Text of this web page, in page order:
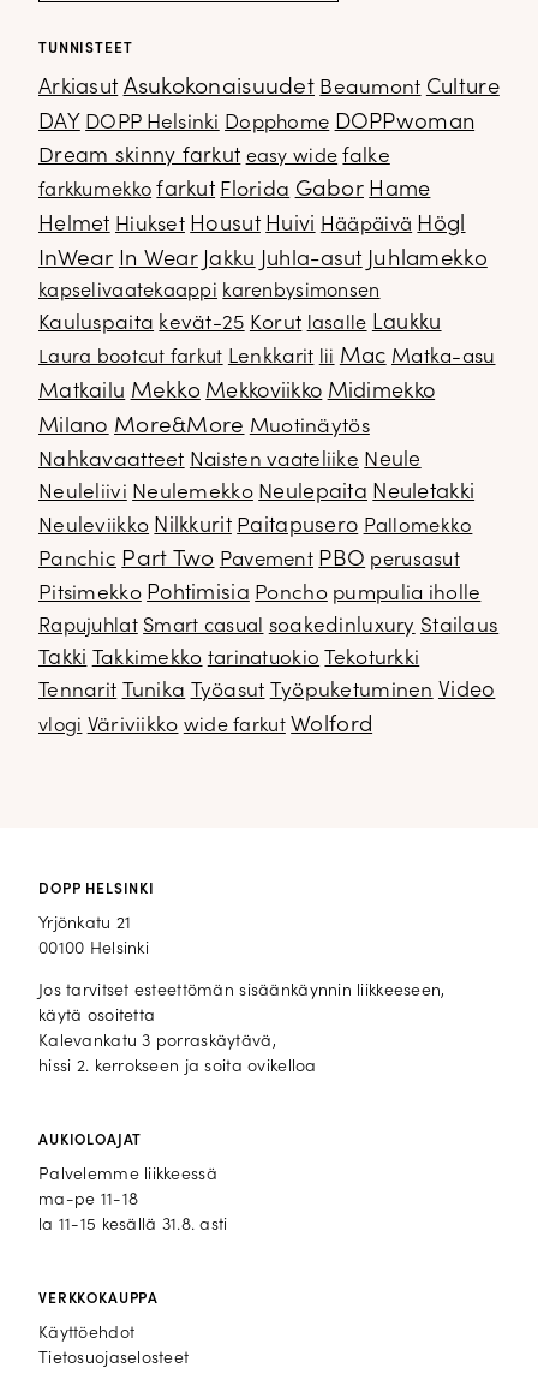
TUNNISTEET
Arkiasut Asukokonaisuudet Beaumont Culture
DAY DOPP Helsinki Dopphome DOPPwoman
Dream skinny farkut easy wide falke
farkkumekko farkut Florida Gabor Hame
Helmet Hiukset Housut Huivi Hääpäivä Högl
InWear In Wear Jakku Juhla-asut Juhlamekko
kapselivaatekaappi karenbysimonsen
Kauluspaita kevät-25 Korut lasalle Laukku
Laura bootcut farkut Lenkkarit lii Mac Matka-asu
Matkailu Mekko Mekkoviikko Midimekko
Milano More&More Muotinäytös
Nahkavaatteet Naisten vaateliike Neule
Neuleliivi Neulemekko Neulepaita Neuletakki
Neuleviikko Nilkkurit Paitapusero Pallomekko
Panchic Part Two Pavement PBO perusasut
Pitsimekko Pohtimisia Poncho pumpulia iholle
Rapujuhlat Smart casual soakedinluxury Stailaus
Takki
Takkimekko tarinatuokio
Tekoturkki
Tennarit
Tunika Työasut Työpuketuminen Video
vlogi Väriviikko wide farkut Wolford
DOPP HELSINKI
Yrjönkatu 21
00100 Helsinki
Jos tarvitset esteettömän sisäänkäynnin liikkeeseen,
käytä osoitetta
Kalevankatu 3 porraskäytävä,
hissi 2. kerrokseen ja soita ovikelloa
AUKIOLOAJAT
Palvelemme liikkeessä
ma-pe 11-18
la 11-15 kesällä 31.8. asti
VERKKOKAUPPA
Käyttöehdot
Tietosuojaselosteet